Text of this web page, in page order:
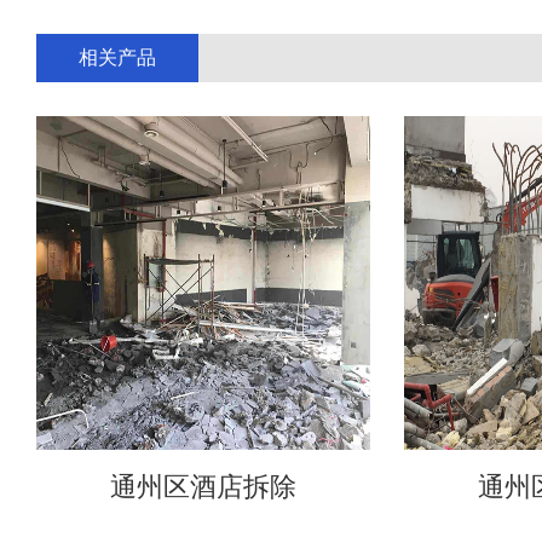
相关产品
通州区酒店拆除 通州